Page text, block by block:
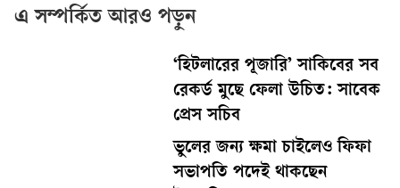
এ সম্পর্কিত আরও পড়ুন
‘হিটলারের পূজারি’ সাকিবের সব
রেকর্ড মুছে ফেলা উচিত: সাবেক
প্রেস সচিব
ভুলের জন্য ক্ষমা চাইলেও ফিফা
সভাপতি পদেই থাকছেন